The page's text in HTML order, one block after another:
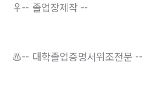
♀-- 졸업장제작 --
♨-- 대학졸업증명서위조전문 --